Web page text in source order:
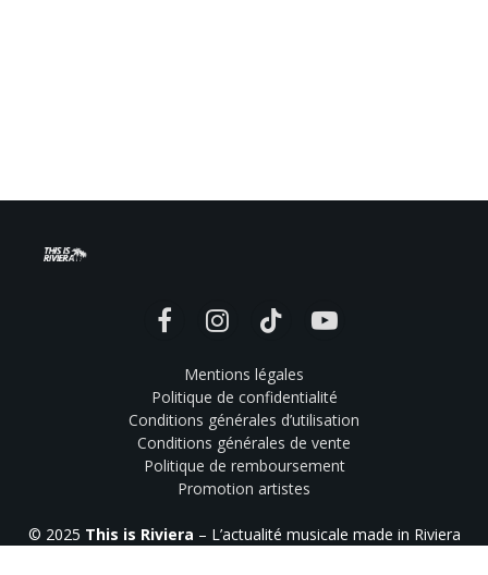
FacebookInstagramTikTok YouTube
Mentions légales
Politique de confidentialité
Conditions générales d’utilisation
Conditions générales de vente
Politique de remboursement
Promotion artistes
© 2025 This is Riviera – L’actualité musicale made in Riviera